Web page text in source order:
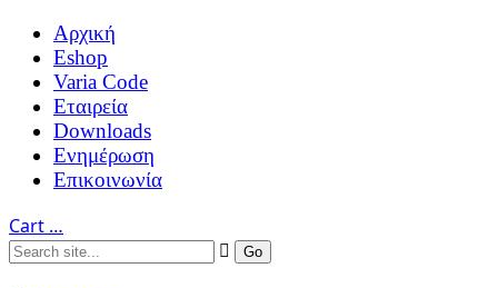
Αρχική
Eshop
Varia Code
Εταιρεία
Downloads
Ενημέρωση
Επικοινωνία
Cart …